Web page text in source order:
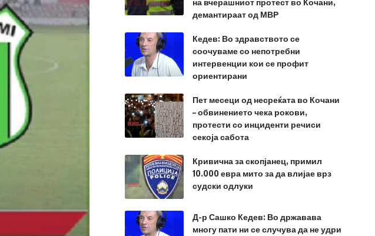
на вчерашниот протест во Кочани,
демантираат од МВР
Кедев: Во здравството се
соочуваме со непотребни
интервенции кои се профит
ориентирани
Пет месеци од несреќата во Кочани
– обвинението чека рокови,
протести со инциденти речиси
секоја сабота
Кривична за скопјанец, примил
10.000 евра мито за да влијае врз
судски одлуки
Д-р Сашко Кедев: Во државава
многу пати ни се случува да не удри